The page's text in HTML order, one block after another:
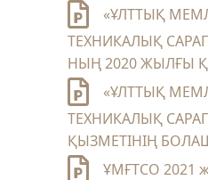
«ҰЛТТЫҚ
ТЕХНИКАЛЫҚ
НЫҢ 2020 ЖЫЛҒЫ
«ҰЛТТЫҚ
ТЕХНИКАЛЫҚ
ҚЫЗМЕТІНІҢ
ҰМҒТСО 2021